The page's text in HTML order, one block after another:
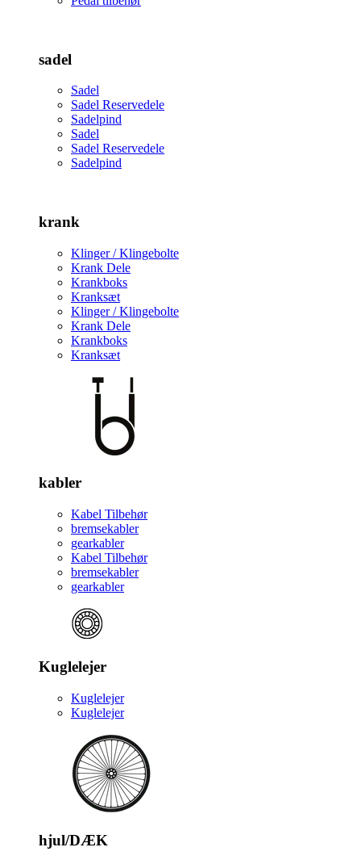
sadel
Sadel
Sadel Reservedele
Sadelpind
Sadel
Sadel Reservedele
Sadelpind
krank
Klinger / Klingebolte
Krank Dele
Krankboks
Kranksæt
Klinger / Klingebolte
Krank Dele
Krankboks
Kranksæt
kabler
Kabel Tilbehør
bremsekabler
gearkabler
Kabel Tilbehør
bremsekabler
gearkabler
Kuglelejer
Kuglelejer
Kuglelejer
hjul/DÆK